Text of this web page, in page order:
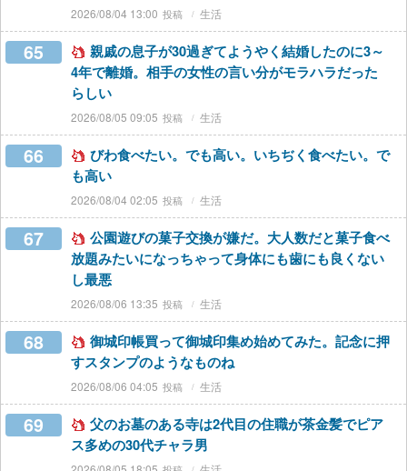
2026/08/04 13:00 生活
65
親戚の息子が30過ぎてようやく結婚したのに3～
4年で離婚。相手の女性の言い分がモラハラだった
らしい
2026/08/05 09:05 生活
66
びわ食べたい。でも高い。いちぢく食べたい。で
も高い
2026/08/04 02:05 生活
67
公園遊びの菓子交換が嫌だ。大人数だと菓子食べ
放題みたいになっちゃって身体にも歯にも良くない
し最悪
2026/08/06 13:35 生活
68
御城印帳買って御城印集め始めてみた。記念に押
すスタンプのようなものね
2026/08/06 04:05 生活
69
父のお墓のある寺は2代目の住職が茶金髪でピア
ス多めの30代チャラ男